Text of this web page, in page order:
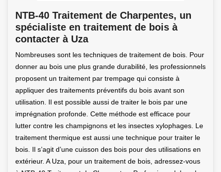
NTB-40 Traitement de Charpentes, un
spécialiste en traitement de bois à
contacter à Uza
Nombreuses sont les techniques de traitement de bois. Pour
donner au bois une plus grande durabilité, les professionnels
proposent un traitement par trempage qui consiste à
appliquer des traitements préventifs du bois avant son
utilisation. Il est possible aussi de traiter le bois par une
imprégnation profonde. Cette méthode est efficace pour
lutter contre les champignons et les insectes xylophages. Le
traitement thermique est aussi une technique pour traiter le
bois. Il s’agit d’une cuisson des bois pour des utilisations en
extérieur. A Uza, pour un traitement de bois, adressez-vous